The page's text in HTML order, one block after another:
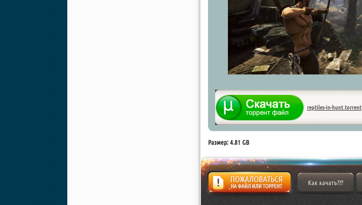
reptiles-in-hunt.torrent
Размер: 4.81 GB
Как качать???